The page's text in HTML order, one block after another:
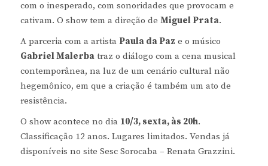
com o inesperado, com sonoridades que provocam e
cativam. O show tem a direção de Miguel Prata.
A parceria com a artista Paula da Paz e o músico
Gabriel Malerbatraz o diálogo com a cena musical
contemporânea, na luz de um cenário cultural não
hegemônico, em que a criação é também um ato de
resistência.
O show acontece no dia 10/3, sexta, às 20h.
Classificação 12 anos. Lugares limitados. Vendas já
disponíveis no site Sesc Sorocaba – Renata Grazzini.